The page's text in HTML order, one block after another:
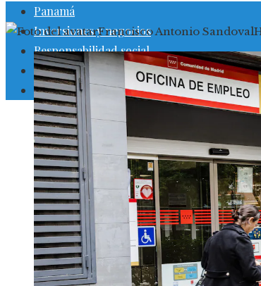
Panamá
Inversiones y negocios
Responsabilidad social
Ciencia y tecnología
Cultura y ocio
Francisco Antonio Sandoval